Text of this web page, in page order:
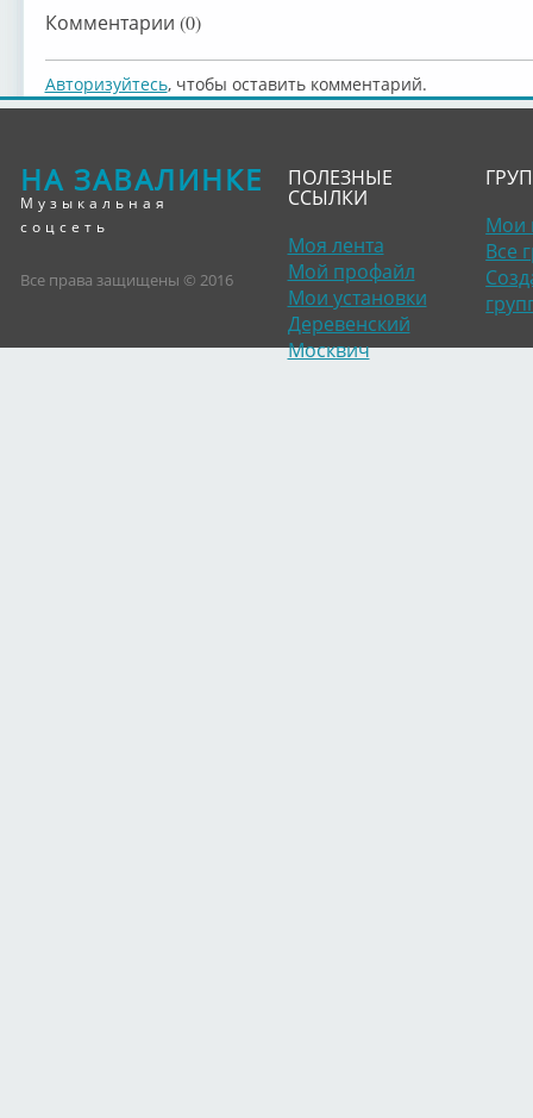
Комментарии (0)
Авторизуйтесь, чтобы оставить комментарий.
НА ЗАВАЛИНКЕ
Музыкальная
соцсеть
Все права защищены © 2016
ПОЛЕЗНЫЕ
ССЫЛКИ
Моя лента
Мой профайл
Мои установки
Деревенский
Москвич
Мои
Все